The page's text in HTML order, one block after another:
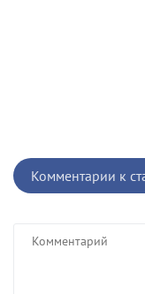
Комментарии к